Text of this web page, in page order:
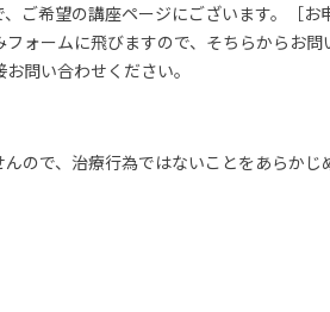
ご希望の講座ページにございます。［お
ォームに飛びますので、そちらからお
問い合わせください。
ので、治療行為ではないことをあらかじ